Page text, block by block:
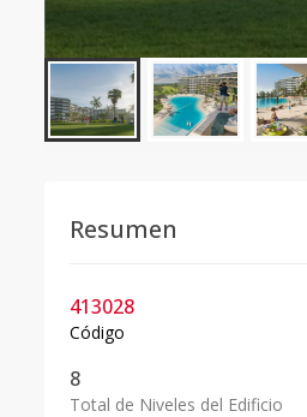
Resumen
413028
Código
8
Total de Niveles del Edificio